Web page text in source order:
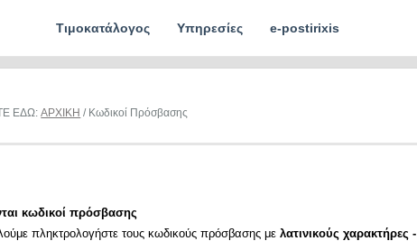
Τιμοκατάλογος Υπηρεσίες e-postirixis
ΕΔΩ:ΑΡΧΙΚΗ / Κωδικοί Πρόσβασης
κωδικοί πρόσβασης
πληκτρολογήστε τους κωδικούς πρόσβασης μελατινικούς χαρακτήρες -